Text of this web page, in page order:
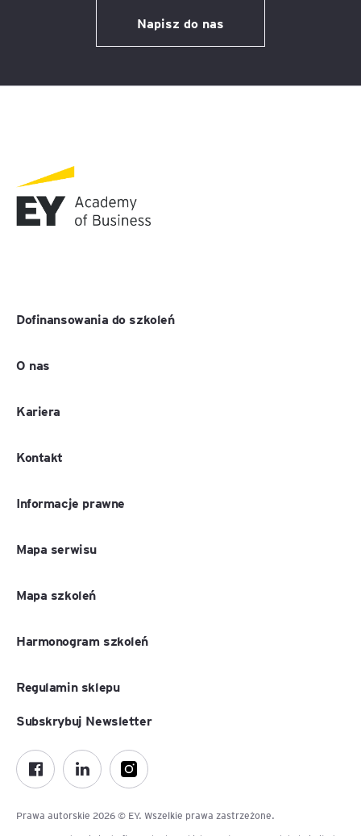
Napisz do nas
Dofinansowania do szkoleń
O nas
Kariera
Kontakt
Informacje prawne
Mapa serwisu
Mapa szkoleń
Harmonogram szkoleń
Regulamin sklepu
Prawa autorskie 2026 © EY. Wszelkie prawa zastrzeżone.
Subskrybuj Newsletter